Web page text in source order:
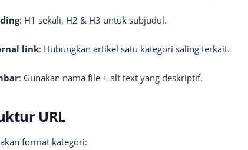
: H1 sekali, H2 & H3 untuk subjudul.
link: Hubungkan artikel satu kategori saling terkait.
: Gunakan nama file + alt text yang deskriptif.
URL
format kategori: